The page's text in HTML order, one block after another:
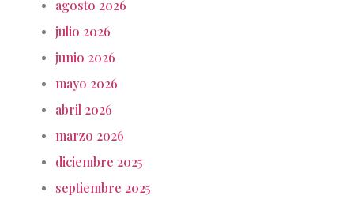
agosto 2026
julio 2026
junio 2026
mayo 2026
abril 2026
marzo 2026
diciembre 2025
septiembre 2025